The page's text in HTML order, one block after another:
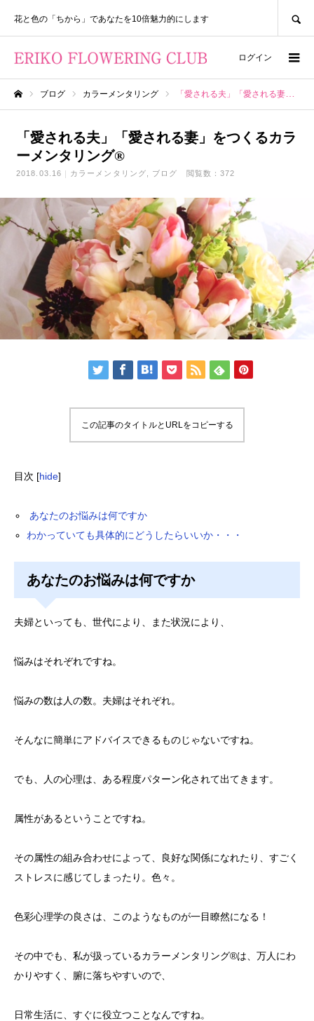
花と色の「ちから」であなたを10倍魅力的にします
ログイン
ブログ カラーメンタリング 「愛される夫」「愛される妻」をつくるカラーメンタリング®
「愛される夫」「愛される妻」をつくるカラ
ーメンタリング®
2018.03.16 カラーメンタリング ブログ 閲覧数：372
この記事のタイトルとURLをコピーする
目次 [hide]
あなたのお悩みは何ですか
わかっていても具体的にどうしたらいいか・・・
あなたのお悩みは何ですか
夫婦といっても、世代により、また状況により、
悩みはそれぞれですね。
悩みの数は人の数。夫婦はそれぞれ。
そんなに簡単にアドバイスできるものじゃないですね。
でも、人の心理は、ある程度パターン化されて出てきます。
属性があるということですね。
その属性の組み合わせによって、良好な関係になれたり、すごく
ストレスに感じてしまったり。色々。
色彩心理学の良さは、このようなものが一目瞭然になる！
その中でも、私が扱っているカラーメンタリング®は、万人にわ
かりやすく、腑に落ちやすいので、
日常生活に、すぐに役立つことなんですね。